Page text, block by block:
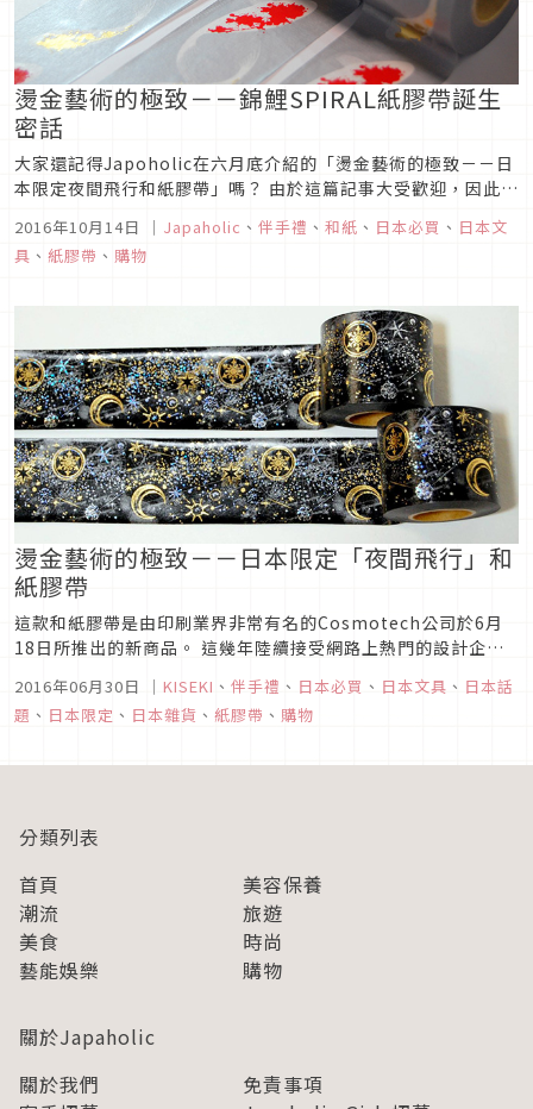
燙金藝術的極致－－錦鯉SPIRAL紙膠帶誕生
密話
大家還記得Japoholic在六月底介紹的「燙金藝術的極致－－日
本限定夜間飛行和紙膠帶」嗎？ 由於這篇記事大受歡迎，因此
Japaholic編輯部在9月中特別拜訪了由燙金職人佐藤勇大師所
領軍的Cosmotech公司，不僅欣賞了許多精緻美麗的作品，促
成了「夜間飛行」的再度販售，還得到了連日本都還沒有公布...
2016年10月14日 ｜ Japaholic 、 伴手禮 、 和紙 、 日本必買 、 日本文
具 、 紙膠帶 、 購物
燙金藝術的極致－－日本限定「夜間飛行」和
紙膠帶
這款和紙膠帶是由印刷業界非常有名的Cosmotech公司於6月
18日所推出的新商品。 這幾年陸續接受網路上熱門的設計企劃
案如納斯卡電路板紙膠帶，並不負設計師與網友的期待，應用職
人的燙金技術所生產出完美的產品後，Cosmostech決定推出
自己企劃的商品。
2016年06月30日 ｜ KISEKI 、 伴手禮 、 日本必買 、 日本文具 、 日本話
題 、 日本限定 、 日本雜貨 、 紙膠帶 、 購物
分類列表
首頁
美容保養
潮流
旅遊
美食
時尚
藝能娛樂
購物
關於Japaholic
關於我們
免責事項